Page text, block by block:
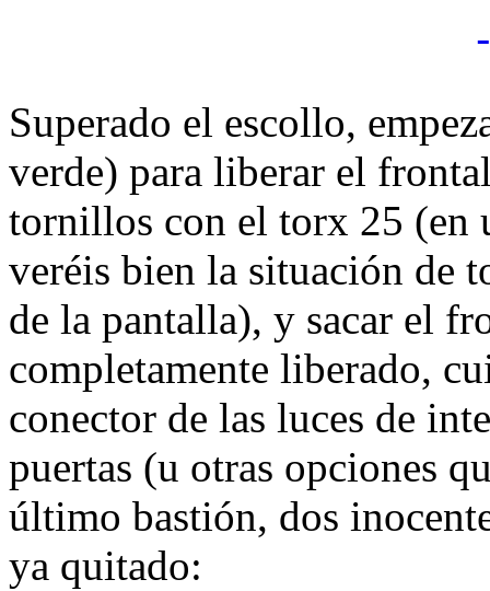
Superado el escollo,
verde) para liberar el
tornillos con el torx 25 (en
veréis bien la situación de
de la pantalla), y sacar el
completamente liberado,
conector de las luces de
puertas (u otras opciones
último bastión, dos
ya quitado: